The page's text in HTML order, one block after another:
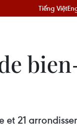
Tiếng Việt
21